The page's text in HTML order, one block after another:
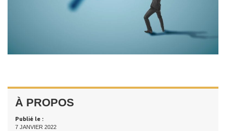
À PROPOS
Publié le :
7 JANVIER 2022